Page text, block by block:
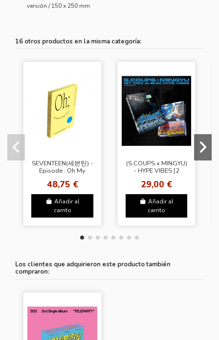
versión / 150 x 250 mm
16 otros productos en la misma categoría:
SEVENTEEN(세븐틴) -
Episode : Oh My
Voice B
48,75 €
Añadir al
carrito
(S.COUPS x MINGYU)
- HYPE VIBES [2
29,00 €
Añadir al
carrito
Los clientes que adquirieron este producto también
compraron: